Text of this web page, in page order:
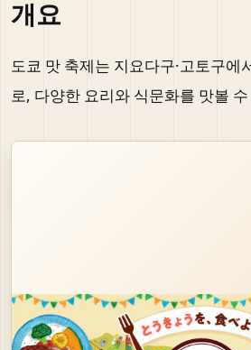
개요
도쿄 맛 축제는 지요다구·고토구에
로, 다양한 요리와 식문화를 맛볼